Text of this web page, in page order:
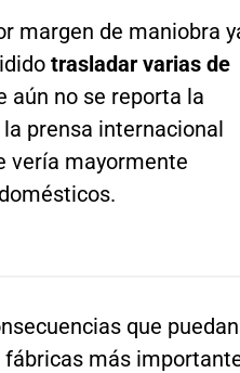
margen de maniobra
trasladar varias de
aún no se reporta la
prensa internacional
vería mayormente
que puedan
fábricas más